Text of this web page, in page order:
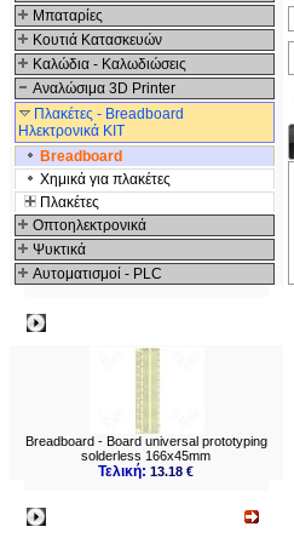
Μπαταρίες
Κουτιά Κατασκευών
Καλώδια - Καλωδιώσεις
Αναλώσιμα 3D Printer
Πλακέτες - Breadboard
Ηλεκτρονικά ΚΙΤ
Breadboard
Χημικά για πλακέτες
Πλακέτες
Οπτοηλεκτρονικά
Ψυκτικά
Αυτοματισμοί - PLC
Breadboard - Board universal prototyping
solderless 166x45mm
Τελική:13.18 €